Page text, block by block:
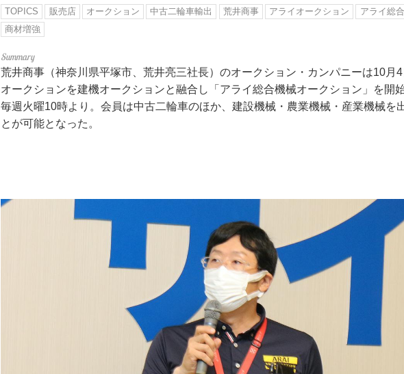
TOPICS 販売店 オークション 中古二輪車輸出 荒井商事 アライオークション
アライ総
商材増強
荒井商事（神奈川県平塚市、荒井亮三社長）のオークション・カンパニーは10月
オークションを建機オークションと融合し「アライ総合機械オークション」を開
毎週火曜10時より。会員は中古二輪車のほか、建設機械・農業機械・産業機械を
とが可能となった。